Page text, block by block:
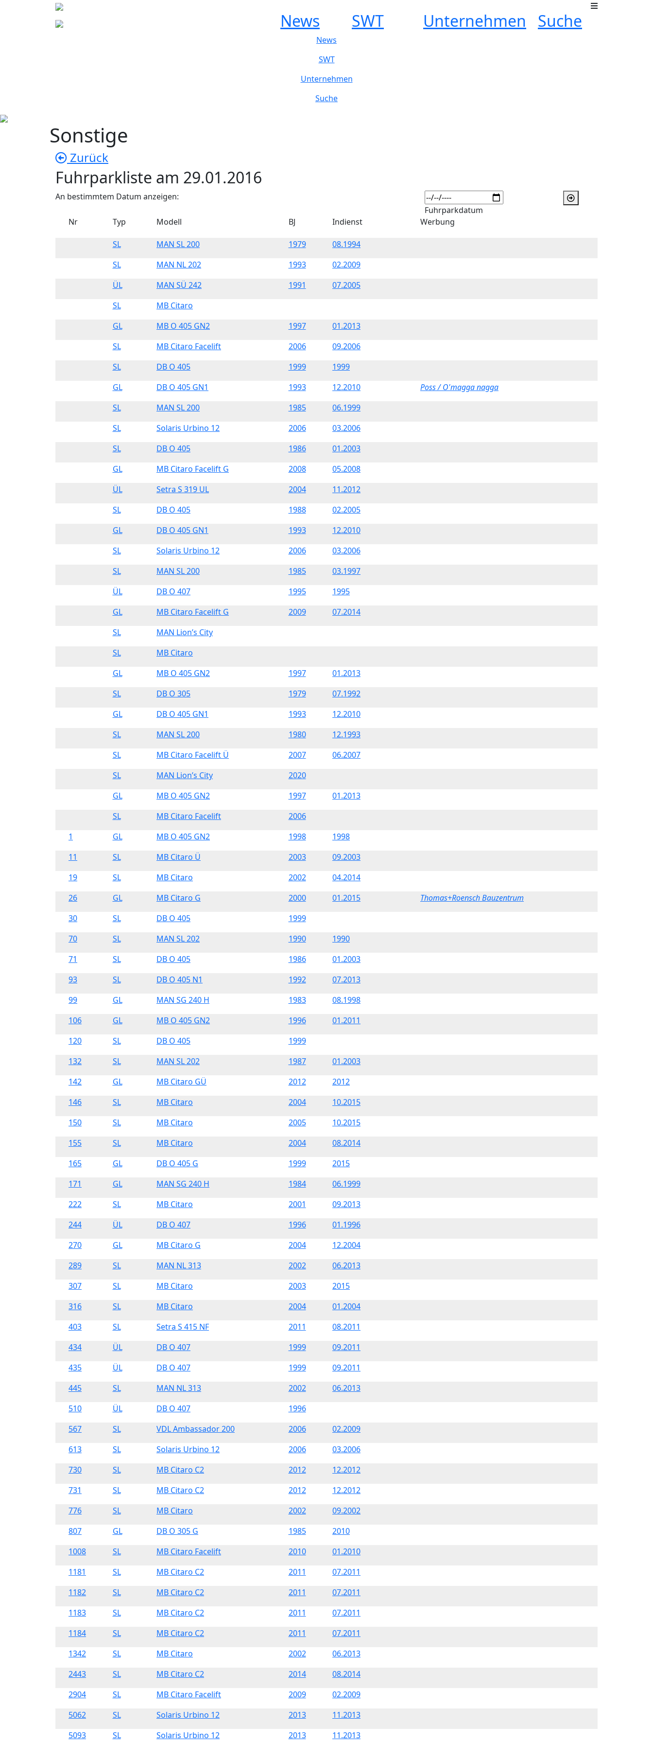
News SWT Unternehmen Suche
News
SWT
Unternehmen
Suche
Sonstige
Zurück
Fuhrparkliste am 29.01.2016
An bestimmtem Datum anzeigen:
Fuhrparkdatum
Nr
Typ Modell BJ Indienst Werbung
SL MAN SL 200 1979
08.1994
SL
MAN NL 202 1993
02.2009
ÜL
MAN SÜ 242 1991
07.2005
SL
MB Citaro
GL
MB O 405 GN2 1997
01.2013
SL
MB Citaro Facelift 2006
09.2006
SL
DB O 405 1999
1999
GL
DB O 405 GN1 1993 12.2010
Poss / O'magga nagga
SL
MAN SL 200 1985
06.1999
SL
Solaris Urbino 12 2006
03.2006
SL
DB O 405 1986
01.2003
GL
MB Citaro Facelift G 2008
05.2008
ÜL
Setra S 319 UL 2004
11.2012
SL
DB O 405 1988
02.2005
GL
DB O 405 GN1 1993
12.2010
SL
Solaris Urbino 12 2006
03.2006
SL
MAN SL 200 1985
03.1997
ÜL
DB O 407 1995
1995
GL
MB Citaro Facelift G 2009
07.2014
SL
MAN Lion’s City
SL
MB Citaro
GL
MB O 405 GN2 1997
01.2013
SL
DB O 305 1979
07.1992
GL
DB O 405 GN1 1993
12.2010
SL
MAN SL 200 1980
12.1993
SL
MB Citaro Facelift Ü 2007
06.2007
SL
MAN Lion’s City
2020
GL
MB O 405 GN2 1997
01.2013
SL
MB Citaro Facelift
2006
1
GL MB O 405 GN2 1998
1998
11
SL MB Citaro Ü 2003
09.2003
19
SL MB Citaro 2002
04.2014
26
GL MB Citaro G 2000 01.2015
Thomas+Roensch Bauzentrum
30
SL DB O 405
1999
70
SL MAN SL 202 1990
1990
71
SL DB O 405 1986
01.2003
93
SL DB O 405 N1 1992
07.2013
99
GL MAN SG 240 H 1983
08.1998
106
GL MB O 405 GN2 1996
01.2011
120
SL DB O 405
1999
132
SL MAN SL 202 1987
01.2003
142
GL MB Citaro GÜ 2012
2012
146
SL MB Citaro 2004
10.2015
150
SL MB Citaro 2005
10.2015
155
SL MB Citaro 2004
08.2014
165
GL DB O 405 G 1999
2015
171
GL MAN SG 240 H 1984
06.1999
222
SL MB Citaro 2001
09.2013
244
ÜL DB O 407 1996
01.1996
270
GL MB Citaro G 2004
12.2004
289
SL MAN NL 313 2002
06.2013
307
SL MB Citaro 2003
2015
316
SL MB Citaro 2004
01.2004
403
SL Setra S 415 NF 2011
08.2011
434
ÜL DB O 407 1999
09.2011
435
ÜL DB O 407 1999
09.2011
445
SL MAN NL 313 2002
06.2013
510
ÜL DB O 407
1996
567
SL VDL Ambassador 200 2006
02.2009
613
SL Solaris Urbino 12 2006
03.2006
730
SL MB Citaro C2 2012
12.2012
731
SL MB Citaro C2 2012
12.2012
776
SL MB Citaro 2002
09.2002
807
GL DB O 305 G 1985
2010
1008
SL MB Citaro Facelift 2010
01.2010
1181
SL MB Citaro C2 2011
07.2011
1182
SL MB Citaro C2 2011
07.2011
1183
SL MB Citaro C2 2011
07.2011
1184
SL MB Citaro C2 2011
07.2011
1342
SL MB Citaro 2002
06.2013
2443
SL MB Citaro C2 2014
08.2014
2904
SL MB Citaro Facelift 2009
02.2009
5062
SL Solaris Urbino 12 2013
11.2013
5093
SL Solaris Urbino 12 2013 11.2013